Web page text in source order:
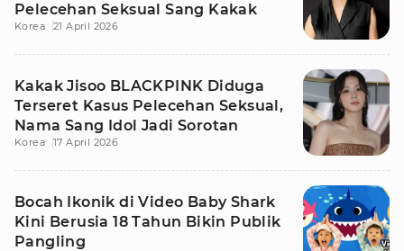
Pelecehan Seksual Sang Kakak
Korea 21 April 2026
Kakak Jisoo BLACKPINK Diduga
Terseret Kasus Pelecehan Seksual,
Nama Sang Idol Jadi Sorotan
Korea 17 April 2026
Bocah Ikonik di Video Baby Shark
Kini Berusia 18 Tahun Bikin Publik
Pangling